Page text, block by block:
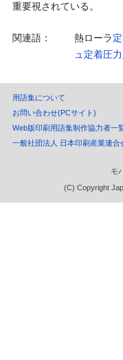
重要視されている。
関連語： 熱ローラ
ュ定着圧
用語集について
お問い合わせ(PCサイト)
Web版印刷用語集制作協力者一
一般社団法人 日本印刷産業連合
モ
(C) Copyright